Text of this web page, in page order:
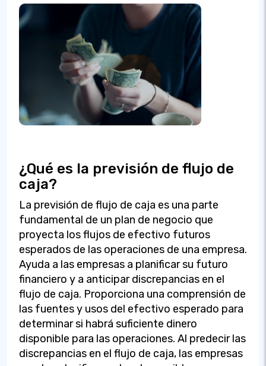
¿Qué es la previsión de flujo de
caja?
La previsión de flujo de caja es una parte
fundamental de un plan de negocio que
proyecta los flujos de efectivo futuros
esperados de las operaciones de una empresa.
Ayuda a las empresas a planificar su futuro
financiero y a anticipar discrepancias en el
flujo de caja. Proporciona una comprensión de
las fuentes y usos del efectivo esperado para
determinar si habrá suficiente dinero
disponible para las operaciones. Al predecir las
discrepancias en el flujo de caja, las empresas